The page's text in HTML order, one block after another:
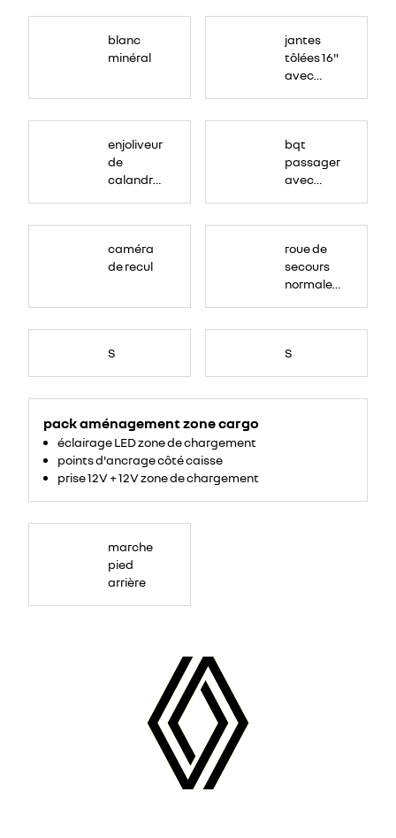
blanc
minéral
jantes
tôlées 16"
avec
enjoliveur
de
calandre
bqt
passager
avec
caméra
de recul
roue de
secours
normale
S
pack aménagement zone cargo
éclairage LED zone de chargement
points d'ancrage côté caisse
prise 12V + 12V zone de chargement
S
marche
pied
arrière